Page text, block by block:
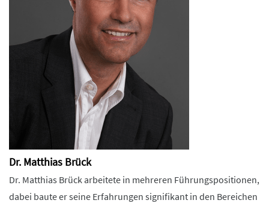
Dr. Matthias Brück
Dr. Matthias Brück arbeitete in mehreren Führungspositionen,
dabei baute er seine Erfahrungen signifikant in den Bereichen